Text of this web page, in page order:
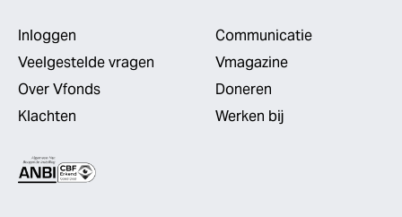
Inloggen
Veelgestelde vragen
Over Vfonds
Klachten
Communicatie
Vmagazine
Doneren
Werken bij